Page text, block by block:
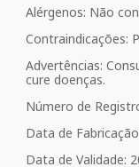
Alérgenos: Não
Contraindicações:
Advertências:
cure doenças.
Número de
Data de
Data de Validade: